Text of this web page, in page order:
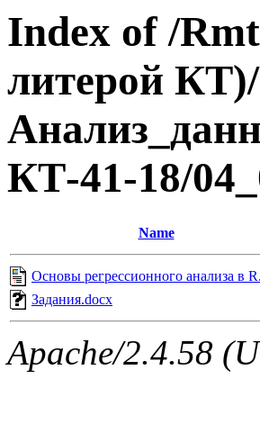
Index of /
литерой КТ)/
КТ-41-18/
Name
Основы регрессионного анализа в
Задания.docx
Apache/2.4.58